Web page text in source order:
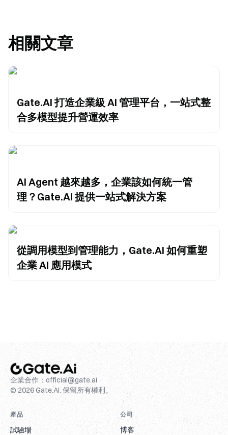
相關文章
Gate.AI 打造企業級 AI 管理平台，一站式整
合多模型提升營運效率
AI Agent 越來越多，企業該如何統一管
理？Gate.AI 提供一站式解決方案
從調用模型到管理能力，Gate.AI 如何重塑
企業 AI 應用模式
企業合作： official@gate.ai
© 2026 Gate.AI. 保留所有權利。
產品
試驗場
公司
博客